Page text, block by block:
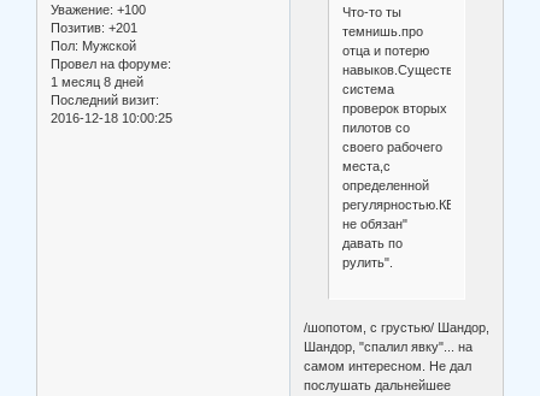
Уважение: +100
Позитив: +201
Пол: Мужской
Провел на форуме:
1 месяц 8 дней
Последний визит:
2016-12-18 10:00:25
Что-то ты
темнишь.про
отца и потерю
навыков.Существует
система
проверок вторых
пилотов со
своего рабочего
места,с
определенной
регулярностью.КВС
не обязан"
давать по
рулить".
/шопотом, с грустью/ Шандор,
Шандор, "спалил явку"... на
самом интересном. Не дал
послушать дальнейшее